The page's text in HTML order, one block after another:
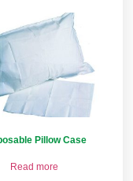
Pillow Case
Read more